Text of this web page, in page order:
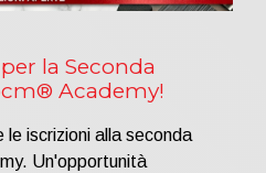
la Seconda
Academy!
iscrizioni alla seconda
Un'opportunità